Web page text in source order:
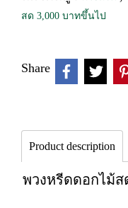
สด 3,000 บาทขึ้นไป
Share
Product description
พวงหรีดดอกไม้ส